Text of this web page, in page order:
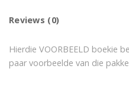
Reviews (0)
Hierdie VOORBEELD boekie
paar voorbeelde van die